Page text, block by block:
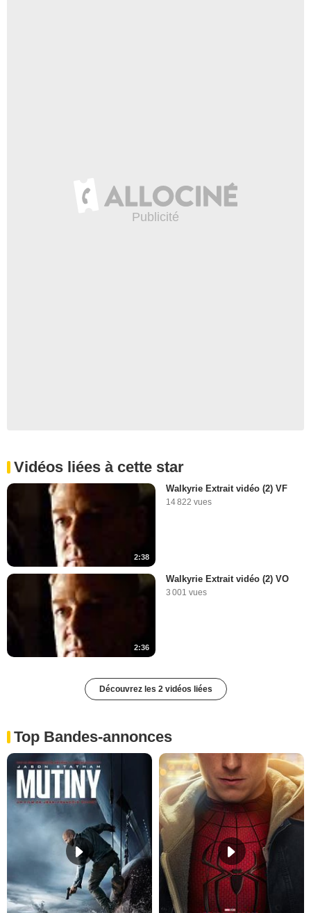
Vidéos liées à cette star
2:38
Walkyrie Extrait vidéo (2) VF
14 822 vues
2:36
Walkyrie Extrait vidéo (2) VO
3 001 vues
Découvrez les 2 vidéos liées
Top Bandes-annonces